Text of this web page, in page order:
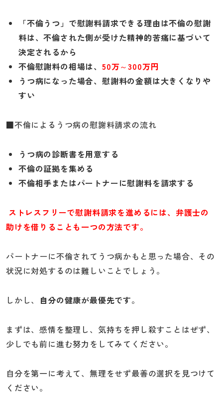
「不倫うつ」で慰謝料請求できる理由は不倫の慰謝
料は、不倫された側が受けた精神的苦痛に基づいて
決定されるから
不倫慰謝料の相場は、 50万～300万円
うつ病になった場合、慰謝料の金額は大きくなりや
すい
■不倫によるうつ病の慰謝料請求の流れ
うつ病の診断書を用意する
不倫の証拠を集める
不倫相手またはパートナーに慰謝料を請求する
ストレスフリーで慰謝料請求を進めるには、弁護士の
助けを借りることも一つの方法です。
パートナーに不倫されてうつ病かもと思った場合、その
状況に対処するのは難しいことでしょう。
しかし、 自分の健康が最優先です。
まずは、感情を整理し、気持ちを押し殺すことはぜず、
少しでも前に進む努力をしてみてください。
自分を第一に考えて、無理をせず最善の選択を見つけて
ください。